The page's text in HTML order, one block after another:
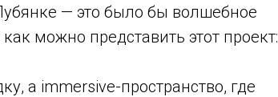
— это было бы волшебное
можно представить этот проект:
а immersive-пространство, где